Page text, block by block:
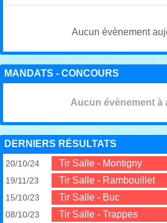
Aucun évènement
MANDATS - CONCOURS
Aucun évènement à
DERNIERS RÉSULTATS
20/10/24 Tir Salle - Montigny
19/11/23 Tir Salle - Rambouillet
15/10/23 Tir Salle - Buc
08/10/23 Tir Salle - Trappes